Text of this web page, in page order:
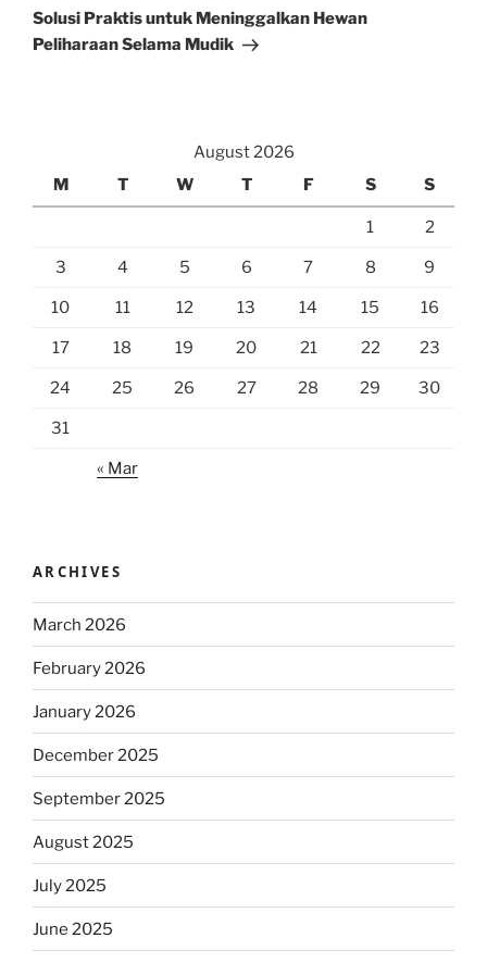
Post
Solusi Praktis untuk Meninggalkan Hewan
Peliharaan Selama Mudik
August 2026
M
T W T F S S
1 2
3 4 5 6 7 8 9
10 11 12 13 14 15 16
17 18 19 20 21 22 23
24 25 26 27 28 29 30
31
« Mar
ARCHIVES
March 2026
February 2026
January 2026
December 2025
September 2025
August 2025
July 2025
June 2025